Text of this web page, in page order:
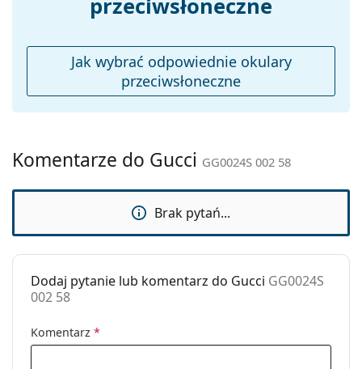
Kategoria:
Okulary przeciwsłoneczne
Marka:
Gucci
przeciwsłoneczne
Jak wybrać odpowiednie okulary
przeciwsłoneczne
Komentarze do Gucci GG0024S 002 58
Brak pytań...
Dodaj pytanie lub komentarz do Gucci GG0024S
002 58
Komentarz *